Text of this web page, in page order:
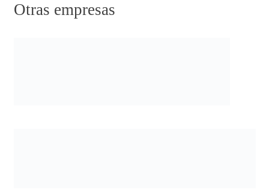
Otras empresas